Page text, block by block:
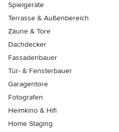
Spielgeräte
Terrasse & Außenbereich
Zäune & Tore
Dachdecker
Fassadenbauer
Tür- & Fensterbauer
Garagentore
Fotografen
Heimkino & Hifi
Home Staging